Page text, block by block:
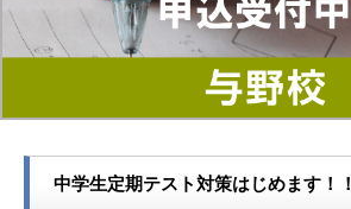
中学生定期テスト対策はじめます！！